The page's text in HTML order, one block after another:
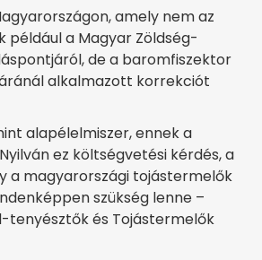
amely nem az
például a Magyar Zöldség-
de a baromfiszektor
alkalmazott korrekciót
alapélelmiszer, ennek a
ez költségvetési kérdés, a
a magyarországi tojástermelők
szükség lenne –
tenyésztők és Tojástermelők